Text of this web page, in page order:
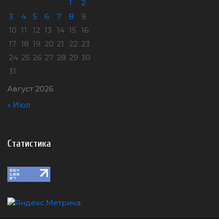
Август 2026
1
2
3
4 5 6 7 8
9
10 11 12 13 14 15 16
17 18 19 20 21 22 23
24 25 26 27 28 29 30
31
« Июл
Статистика